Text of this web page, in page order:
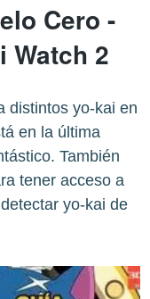
Cero -
Watch 2
distintos yo-kai en
en la última
También
tener acceso a
yo-kai de